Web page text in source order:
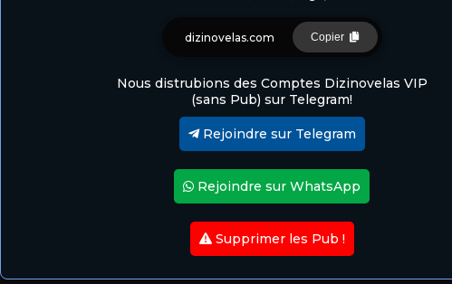
dizinovelas.com Copier
Nous distrubions des Comptes Dizinovelas VIP
(sans Pub) sur Telegram!
Rejoindre sur Telegram
Rejoindre sur WhatsApp
Supprimer les Pub !